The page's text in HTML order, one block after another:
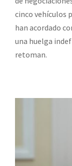
cinco vehículos
han acordado
una huelga
retoman.